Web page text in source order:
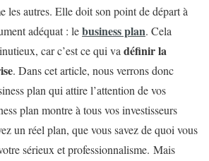
les autres. Elle doit son point de départ à
adéquat : lebusiness plan. Cela
car c’est ce qui va définir la
. Dans cet article, nous verrons donc
plan qui attire l’attention de vos
plan montre à tous vos investisseurs
un réel plan, que vous savez de quoi vous
sérieux et professionnalisme. Mais